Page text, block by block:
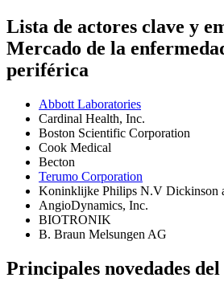
Lista de actores clave y
Mercado de la
periférica
Abbott Laboratories
Cardinal Health, Inc.
Boston Scientific Corporation
Cook Medical
Becton
Terumo Corporation
Koninklijke Philips N.V Dickinson
AngioDynamics, Inc.
BIOTRONIK
B. Braun Melsungen AG
Principales novedades